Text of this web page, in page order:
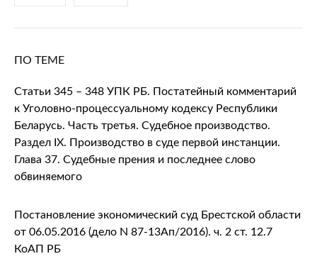
ПО ТЕМЕ
Статьи 345 – 348 УПК РБ. Постатейный комментарий
к Уголовно-процессуальному кодексу Республики
Беларусь. Часть третья. Судебное производство.
Раздел IX. Производство в суде первой инстанции.
Глава 37. Судебные прения и последнее слово
обвиняемого
Постановление экономический суд Брестской области
от 06.05.2016 (дело N 87-13Ап/2016). ч. 2 ст. 12.7
КоАП РБ